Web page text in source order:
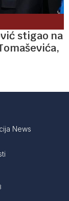
stigao na
News